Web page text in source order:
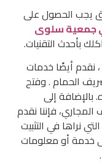
يجب الحصول على
سلوى
التقنيات.
أيضًا خدمات
الحمام . وفتح
إلى
فإننا نقدم
نراها في التثبيت
أو معلومات